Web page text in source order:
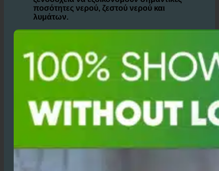
τεχνολογία ecoturbino®προσφέρει μια
καινοτόμο λύση πουεπιτρέπει στα
ξενοδοχεία να εξοικονομούν σημαντικές
ποσότητες νερού, ζεστού νερού και